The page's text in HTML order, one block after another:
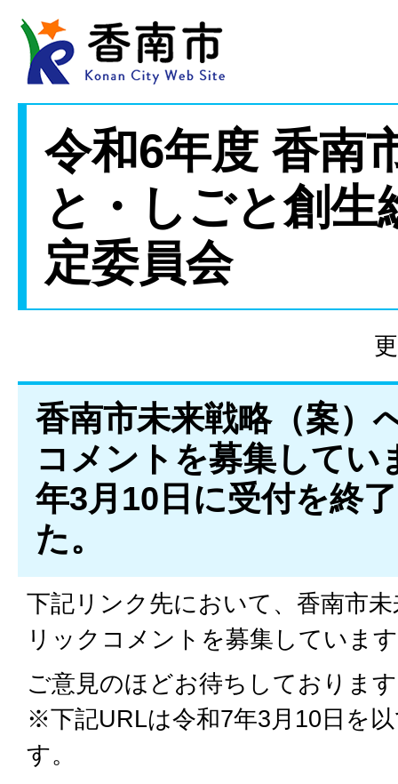
令和6年度 香南
と・しごと創生
定委員会
香南市未来戦略（案）
コメントを募集して
年3月10日に受付を終
た。
下記リンク先において、香南市
リックコメントを募集していま
ご意見のほどお待ちしておりま
※下記URLは令和7年3月10日を
す。